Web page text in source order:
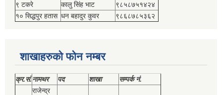
९ टकरे कालु सिंह भाट
९८५८७५१४२४
१० सिद्धपुर हतास धन बहादुर कुवर ९८६८७८५३६२
शाखाहरुको फोन नम्बर
क्र.सं.नामथर पद शाखा सम्‍पर्क नं.
राजेन्द्र